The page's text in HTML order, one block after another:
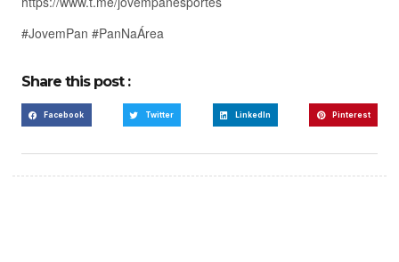
#JovemPan #PanNaÁrea
Share this post :
Facebook Twitter LinkedIn Pinterest